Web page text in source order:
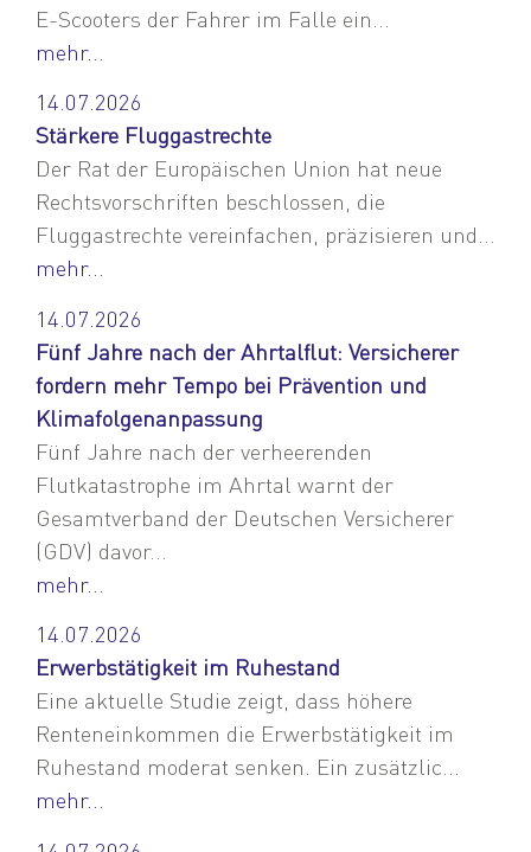
E-Scooters der Fahrer im Falle ein...
mehr...
14.07.2026
Stärkere Fluggastrechte
Der Rat der Europäischen Union hat neue
Rechtsvorschriften beschlossen, die
Fluggastrechte vereinfachen, präzisieren und...
mehr...
14.07.2026
Fünf Jahre nach der Ahrtalflut: Versicherer
fordern mehr Tempo bei Prävention und
Klimafolgenanpassung
Fünf Jahre nach der verheerenden
Flutkatastrophe im Ahrtal warnt der
Gesamtverband der Deutschen Versicherer
(GDV) davor...
mehr...
14.07.2026
Erwerbstätigkeit im Ruhestand
Eine aktuelle Studie zeigt, dass höhere
Renteneinkommen die Erwerbstätigkeit im
Ruhestand moderat senken. Ein zusätzlic...
mehr...